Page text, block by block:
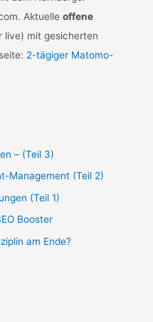
Aktuelleoffene
live) mit gesicherten
2-tägiger Matomo-
– (Teil 3)
Management (Teil 2)
(Teil 1)
Booster
am Ende?